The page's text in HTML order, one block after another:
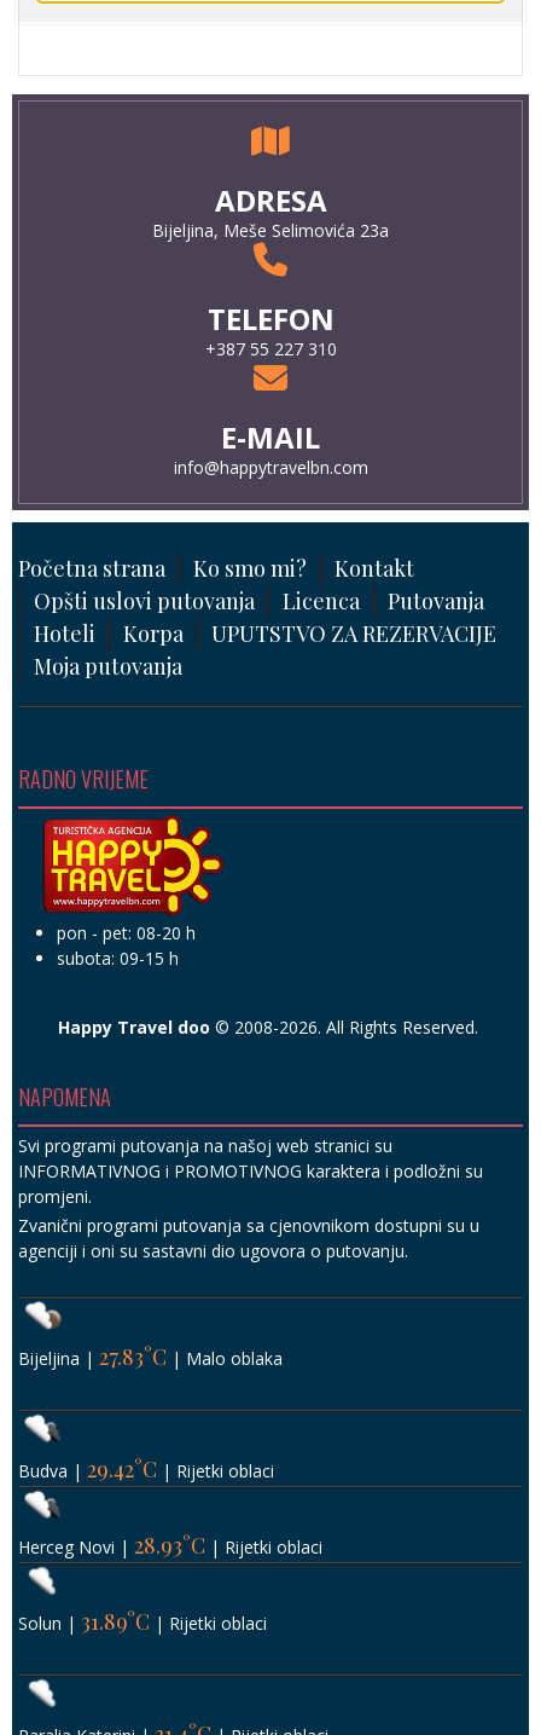
ADRESA
Bijeljina, Meše Selimovića 23a
TELEFON
+387 55 227 310
E-MAIL
info@happytravelbn.com
Početna strana Ko smo mi?
Kontakt
Opšti uslovi putovanja
Licenca
Putovanja
Hoteli
Korpa
UPUTSTVO ZA REZERVACIJE
Moja putovanja
RADNO VRIJEME
pon - pet: 08-20 h
subota: 09-15 h
Happy Travel doo © 2008-2026. All Rights Reserved.
NAPOMENA
Svi programi putovanja na našoj web stranici su
INFORMATIVNOG i PROMOTIVNOG karaktera i podložni su
promjeni.
Zvanični programi putovanja sa cjenovnikom dostupni su u
agenciji i oni su sastavni dio ugovora o putovanju.
Bijeljina | 27.83°C | Malo oblaka
Budva | 29.42°C | Rijetki oblaci
Herceg Novi | 28.93°C | Rijetki oblaci
Solun | 31.89°C | Rijetki oblaci